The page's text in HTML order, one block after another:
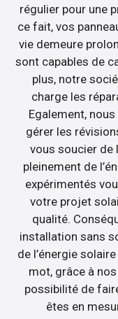
régulier pour une
ce fait, vos
vie demeure
sont capables de
plus, notre
charge les
Egalement,
gérer les
vous soucier de
pleinement de
expérimentés
votre projet
qualité.
installation sans
de l’énergie
mot, grâce à
possibilité de
êtes en